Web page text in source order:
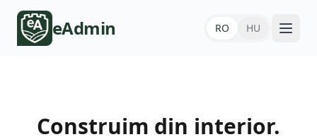
eAdmin RO HU
Construim din interior.